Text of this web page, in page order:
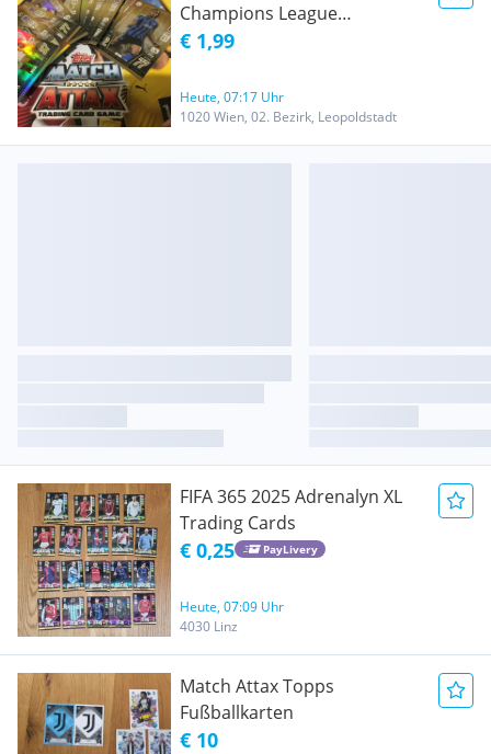
Champions League
2021/2022 Limited Edition
€ 1,99
Heute, 07:17 Uhr
1020 Wien, 02. Bezirk, Leopoldstadt
FIFA 365 2025 Adrenalyn XL
Trading Cards
€ 0,25 PayLivery
Heute, 07:09 Uhr
4030 Linz
Match Attax Topps
Fußballkarten
€ 10